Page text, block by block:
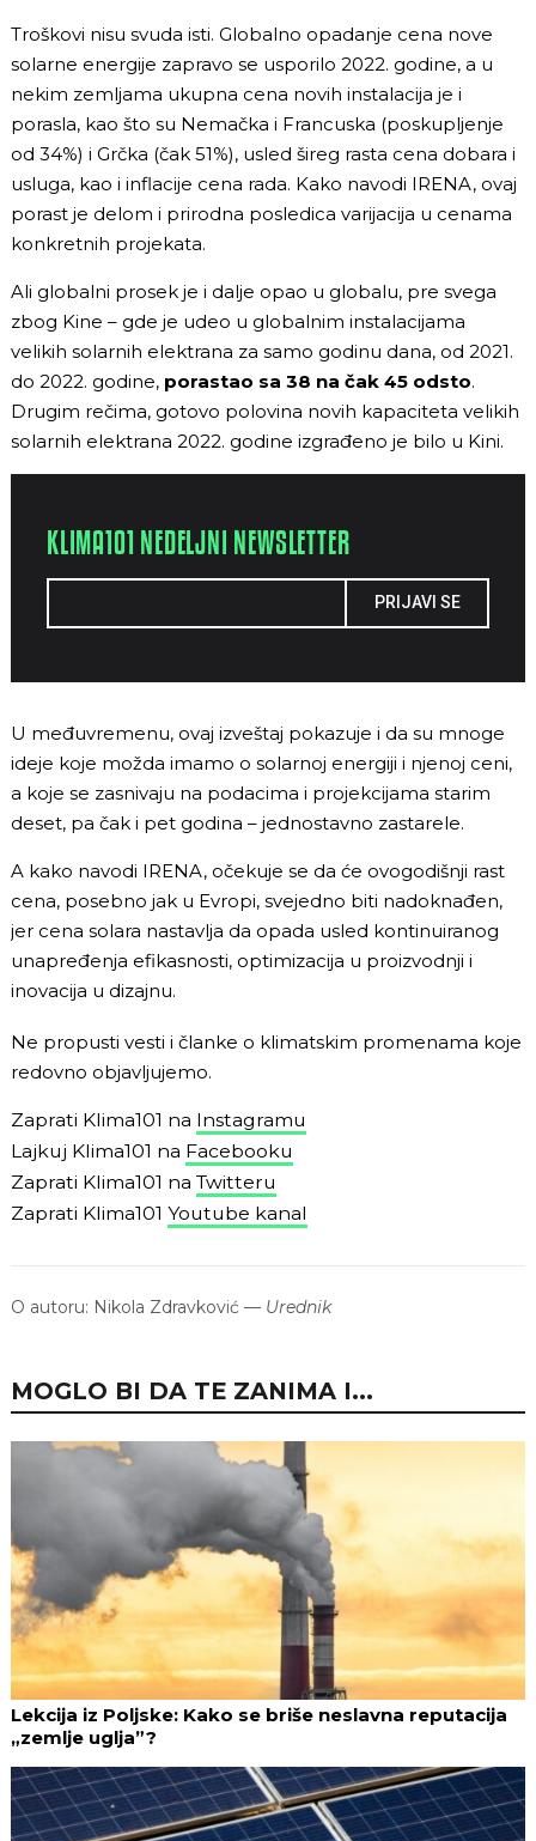
Troškovi nisu svuda isti. Globalno opadanje cena nove
solarne energije zapravo se usporilo 2022. godine, a u
nekim zemljama ukupna cena novih instalacija je i
porasla, kao što su Nemačka i Francuska (poskupljenje
od 34%) i Grčka (čak 51%), usled šireg rasta cena dobara i
usluga, kao i inflacije cena rada. Kako navodi IRENA, ovaj
porast je delom i prirodna posledica varijacija u cenama
konkretnih projekata.
Ali globalni prosek je i dalje opao u globalu, pre svega
zbog Kine – gde je udeo u globalnim instalacijama
velikih solarnih elektrana za samo godinu dana, od 2021.
do 2022. godine, porastao sa 38 na čak 45 odsto.
Drugim rečima, gotovo polovina novih kapaciteta velikih
solarnih elektrana 2022. godine izgrađeno je bilo u Kini.
KLIMA101 NEDELJNI NEWSLETTER
PRIJAVI SE
U međuvremenu, ovaj izveštaj pokazuje i da su mnoge
ideje koje možda imamo o solarnoj energiji i njenoj ceni,
a koje se zasnivaju na podacima i projekcijama starim
deset, pa čak i pet godina – jednostavno zastarele.
A kako navodi IRENA, očekuje se da će ovogodišnji rast
cena, posebno jak u Evropi, svejedno biti nadoknađen,
jer cena solara nastavlja da opada usled kontinuiranog
unapređenja efikasnosti, optimizacija u proizvodnji i
inovacija u dizajnu.
Ne propusti vesti i članke o klimatskim promenama koje
redovno objavljujemo.
Zaprati Klima101 na Instagramu
Lajkuj Klima101 na Facebooku
Zaprati Klima101 na Twitteru
Zaprati Klima101 Youtube kanal
O autoru: Nikola Zdravković — Urednik
MOGLO BI DA TE ZANIMA I...
Lekcija iz Poljske: Kako se briše neslavna reputacija
„zemlje uglja”?